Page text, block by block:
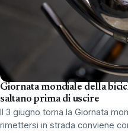
Giornata mondiale della
saltano prima di uscire
Il 3 giugno torna la Giornata
rimettersi in strada conviene